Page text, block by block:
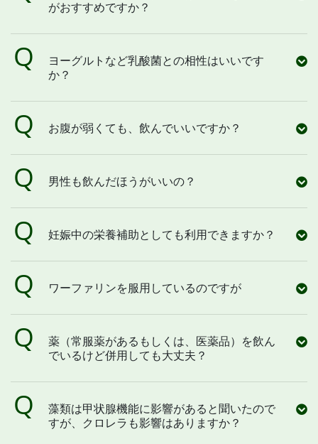
がおすすめですか？
ヨーグルトなど乳酸菌との相性はいいです
か？
お腹が弱くても、飲んでいいですか？
男性も飲んだほうがいいの？
妊娠中の栄養補助としても利用できますか？
ワーファリンを服用しているのですが
薬（常服薬があるもしくは、医薬品）を飲ん
でいるけど併用しても大丈夫？
藻類は甲状腺機能に影響があると聞いたので
すが、クロレラも影響はありますか？